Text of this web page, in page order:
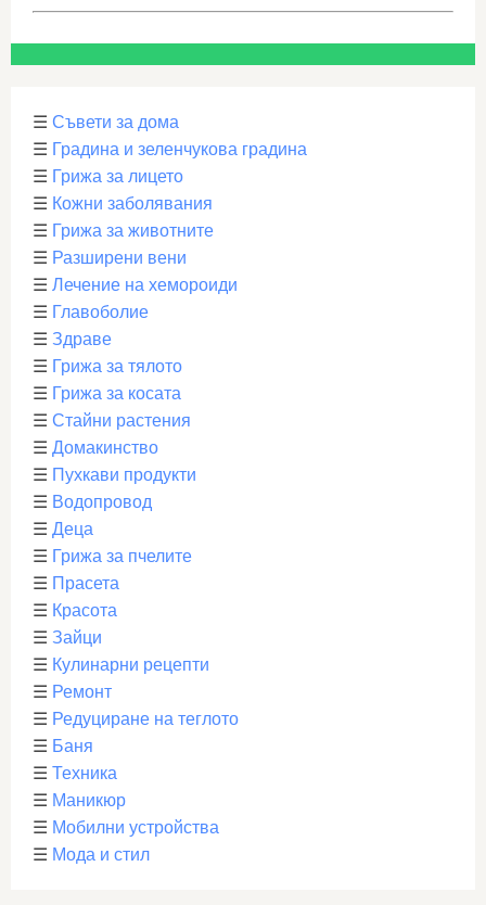
☰ Съвети за дома
☰ Градина и зеленчукова градина
☰ Грижа за лицето
☰ Кожни заболявания
☰ Грижа за животните
☰ Разширени вени
☰ Лечение на хемороиди
☰ Главоболие
☰ Здраве
☰ Грижа за тялото
☰ Грижа за косата
☰ Стайни растения
☰ Домакинство
☰ Пухкави продукти
☰ Водопровод
☰ Деца
☰ Грижа за пчелите
☰ Прасета
☰ Красота
☰ Зайци
☰ Кулинарни рецепти
☰ Ремонт
☰ Редуциране на теглото
☰ Баня
☰ Техника
☰ Маникюр
☰ Мобилни устройства
☰ Мода и стил